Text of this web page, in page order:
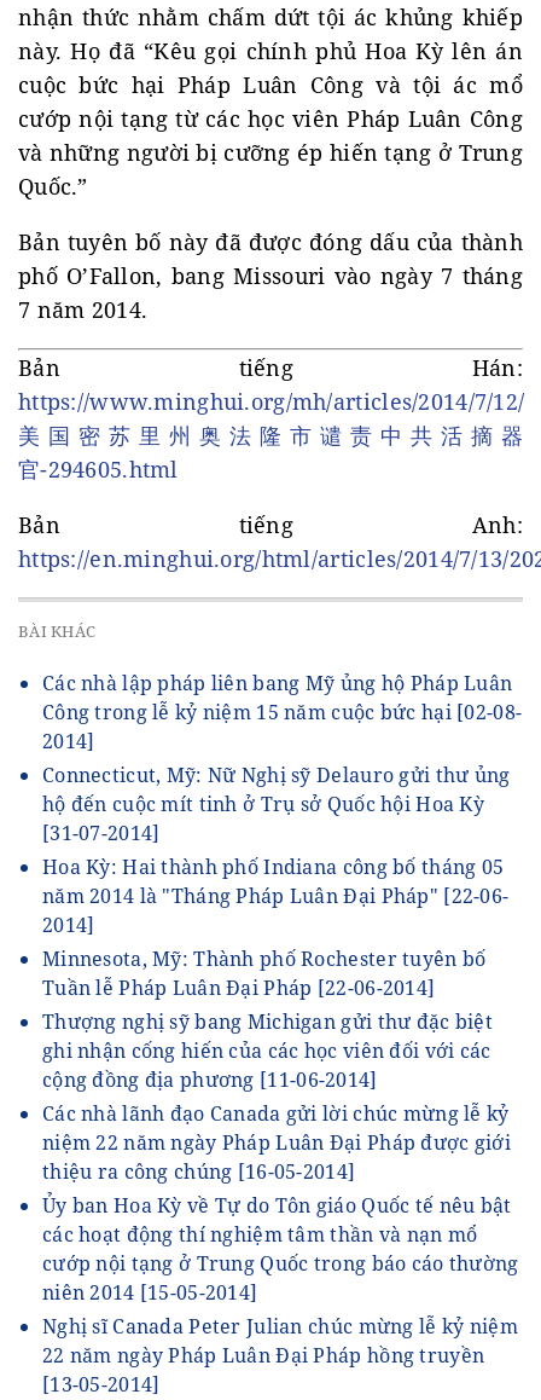
nhận thức nhằm chấm dứt tội ác khủng khiếp
này. Họ đã “Kêu gọi chính phủ Hoa Kỳ lên án
cuộc bức hại Pháp Luân Công và tội ác mổ
cướp nội tạng từ các học viên Pháp Luân Công
và những người bị cưỡng ép hiến tạng ở Trung
Quốc.”
Bản tuyên bố này đã được đóng dấu của thành
phố O’Fallon, bang Missouri vào ngày 7 tháng
7 năm 2014.
Bản tiếng Hán:
https://www.minghui.org/mh/articles/2014/7/12/
美国密苏里州奥法隆市谴责中共活摘器
官-294605.html
Bản tiếng Anh:
https://en.minghui.org/html/articles/2014/7/13/
BÀI KHÁC
Các nhà lập pháp liên bang Mỹ ủng hộ Pháp Luân
Công trong lễ kỷ niệm 15 năm cuộc bức hại [02-08-
2014]
Connecticut, Mỹ: Nữ Nghị sỹ Delauro gửi thư ủng
hộ đến cuộc mít tinh ở Trụ sở Quốc hội Hoa Kỳ
[31-07-2014]
Hoa Kỳ: Hai thành phố Indiana công bố tháng 05
năm 2014 là "Tháng Pháp Luân Đại Pháp" [22-06-
2014]
Minnesota, Mỹ: Thành phố Rochester tuyên bố
Tuần lễ Pháp Luân Đại Pháp [22-06-2014]
Thượng nghị sỹ bang Michigan gửi thư đặc biệt
ghi nhận cống hiến của các học viên đối với các
cộng đồng địa phương [11-06-2014]
Các nhà lãnh đạo Canada gửi lời chúc mừng lễ kỷ
niệm 22 năm ngày Pháp Luân Đại Pháp được giới
thiệu ra công chúng [16-05-2014]
Ủy ban Hoa Kỳ về Tự do Tôn giáo Quốc tế nêu bật
các hoạt động thí nghiệm tâm thần và nạn mổ
cướp nội tạng ở Trung Quốc trong báo cáo thường
niên 2014 [15-05-2014]
Nghị sĩ Canada Peter Julian chúc mừng lễ kỷ niệm
22 năm ngày Pháp Luân Đại Pháp hồng truyền
[13-05-2014]